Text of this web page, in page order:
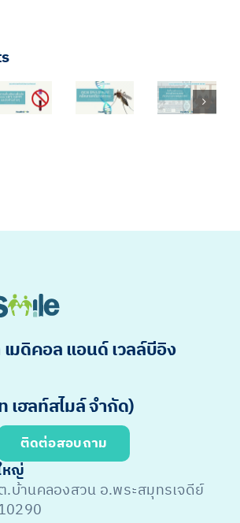
มดิคอล แอนด์ เวลล์บีอิง
เฮลท์สไมล์ จำกัด)
ติดต่อสอบถาม
หญ่
บ้านคลองสวน อ.พระสมุทรเจดีย์